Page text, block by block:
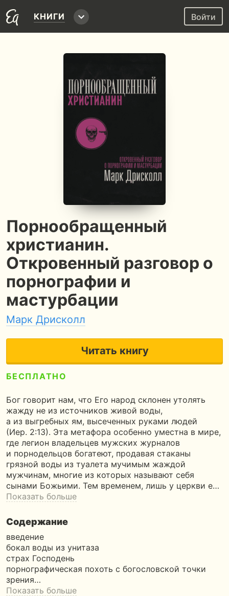
КНИГИ Войти
Порнообращенный
христианин.
Откровенный разговор о
порнографии и
мастурбации
Марк Дрисколл
Читать книгу
БЕСПЛАТНО
Бог говорит нам, что Его народ склонен утолять
жажду не из источников живой воды,
а из выгребных ям, высеченных руками людей
(Иер. 2:13). Эта метафора особенно уместна в мире,
где легион владельцев мужских журналов
и порнодельцов богатеют, продавая стаканы
грязной воды из туалета мучимым жаждой
мужчинам, многие из которых называют себя
сынами Божьими. Тем временем, лишь у церкви е…
Показать больше
Содержание
введение
бокал воды из унитаза
страх Господень
порнографическая похоть с богословской точки
зрения…
Показать больше